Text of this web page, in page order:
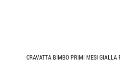
CRAVATTA BIMBO PRIMI MESI GIALLA